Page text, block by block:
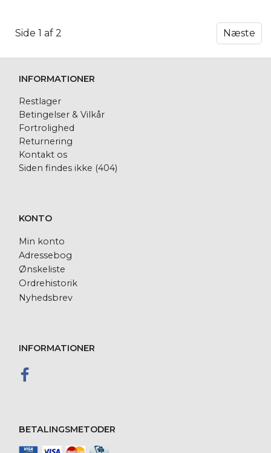
Side 1 af 2 Næste
INFORMATIONER
Restlager
Betingelser & Vilkår
Fortrolighed
Returnering
Kontakt os
Siden findes ikke (404)
KONTO
Min konto
Adressebog
Ønskeliste
Ordrehistorik
Nyhedsbrev
INFORMATIONER
BETALINGSMETODER